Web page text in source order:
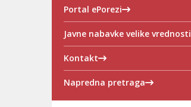
Portal ePorezi
Javne nabavke velike vrednosti
Kontakt
Napredna pretraga